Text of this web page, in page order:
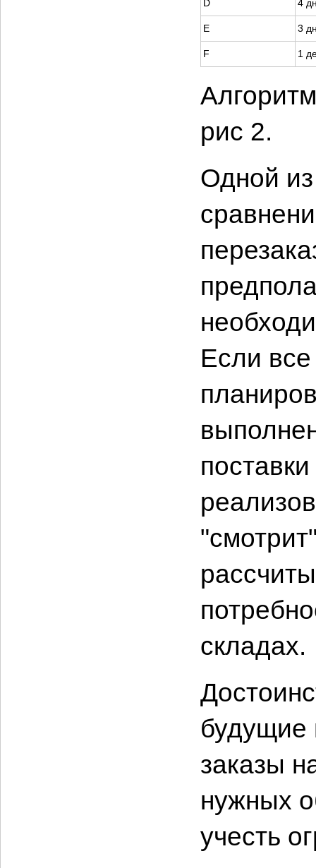
D 4
E 3
F 1
рис 2.
Одной
Если
складах.
будущие
заказы
нужных
учесть